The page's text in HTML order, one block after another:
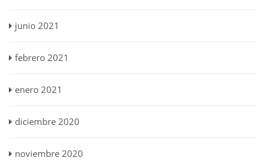
junio 2021
febrero 2021
enero 2021
diciembre 2020
noviembre 2020